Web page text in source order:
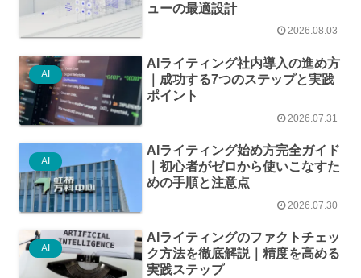
ューの最適設計
2026.08.03
AI
AIライティング社内導入の進め方
｜成功する7つのステップと実践
ポイント
2026.07.31
AI
AIライティング始め方完全ガイド
｜初心者がゼロから使いこなすた
めの手順と注意点
2026.07.30
AI
AIライティングのファクトチェッ
ク方法を徹底解説｜精度を高める
実践ステップ